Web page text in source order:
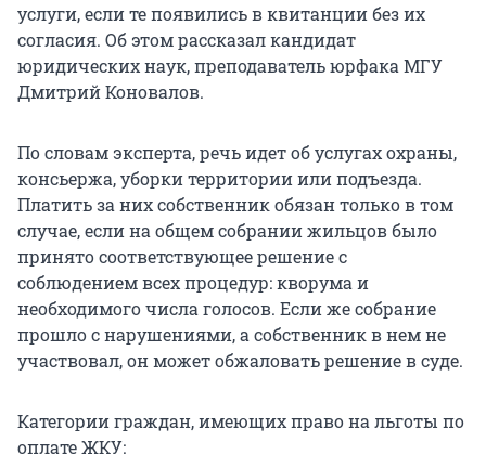
услуги, если те появились в квитанции без их
согласия. Об этом рассказал кандидат
юридических наук, преподаватель юрфака МГУ
Дмитрий Коновалов.
По словам эксперта, речь идет об услугах охраны,
консьержа, уборки территории или подъезда.
Платить за них собственник обязан только в том
случае, если на общем собрании жильцов было
принято соответствующее решение с
соблюдением всех процедур: кворума и
необходимого числа голосов. Если же собрание
прошло с нарушениями, а собственник в нем не
участвовал, он может обжаловать решение в суде.
Категории граждан, имеющих право на льготы по
оплате ЖКУ: